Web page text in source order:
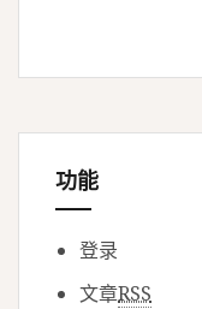
功能
登录
文章RSS